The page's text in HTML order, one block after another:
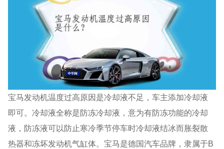
宝马发动机温度过高原因是冷却液不足，车主添加冷却液
即可。冷却液全称是防冻冷却液，意为有防冻功能的冷却
液，防冻液可以防止寒冷季节停车时冷却液结冰而胀裂散
热器和冻坏发动机气缸体。宝马是德国汽车品牌，隶属于B